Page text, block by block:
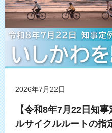
2026年7月22日
【令和8年7月22日知
ルサイクルルートの指